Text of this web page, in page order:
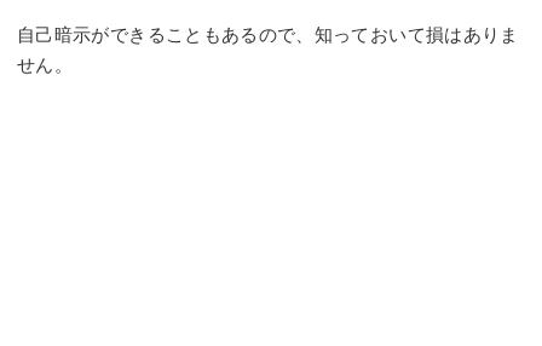
自己暗示ができることもあるので、知っておいて損はありま
せん。